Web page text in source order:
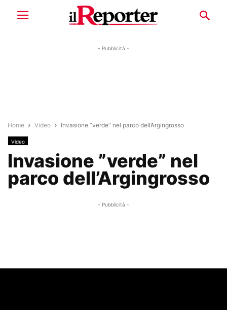
- Pubblicità -
Home Video Invasione ”verde” nel parco dell’Argingrosso
Video
Invasione ”verde” nel
parco dell’Argingrosso
- Pubblicità -